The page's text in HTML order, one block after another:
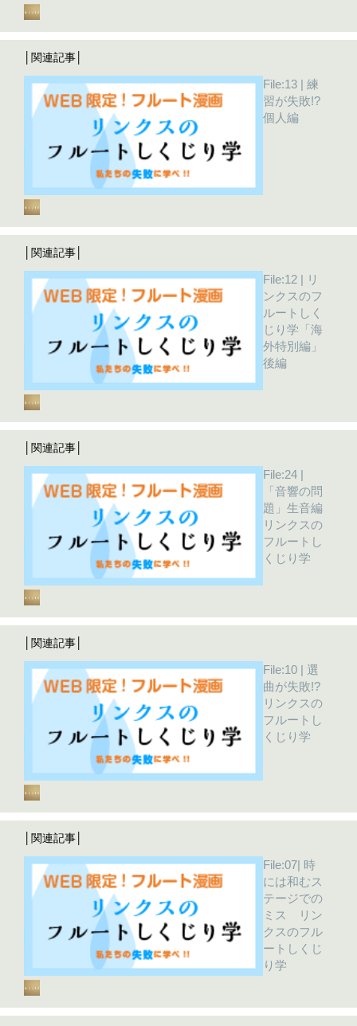
│関連記事│
File:13 | 練
習が失敗!?
個人編
│関連記事│
File:12 | リ
ンクスのフ
ルートしく
じり学「海
外特別編」
後編
│関連記事│
File:24 |
「音響の問
題」生音編
リンクスの
フルートし
くじり学
│関連記事│
File:10 | 選
曲が失敗!?
リンクスの
フルートし
くじり学
│関連記事│
File:07| 時
には和むス
テージでの
ミス リン
クスのフル
ートしくじ
り学